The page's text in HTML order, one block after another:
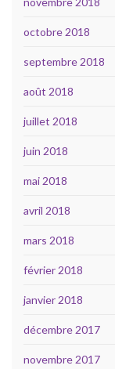
octobre 2018
septembre 2018
août 2018
juillet 2018
juin 2018
mai 2018
avril 2018
mars 2018
février 2018
janvier 2018
décembre 2017
novembre 2017